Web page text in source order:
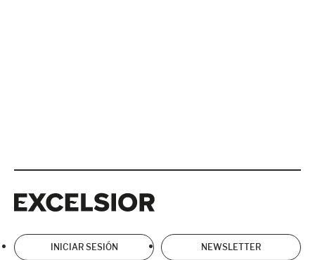
INICIAR SESIÓN NEWSLETTER